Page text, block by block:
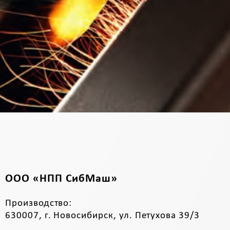
ООО «НПП СибМаш»
Производство:
630007, г. Новосибирск, ул. Петухова 39/3